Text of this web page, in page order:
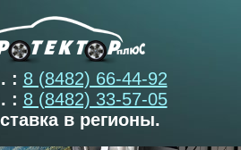
: 8 (8482) 66-44-92
: 8 (8482) 33-57-05
в регионы.